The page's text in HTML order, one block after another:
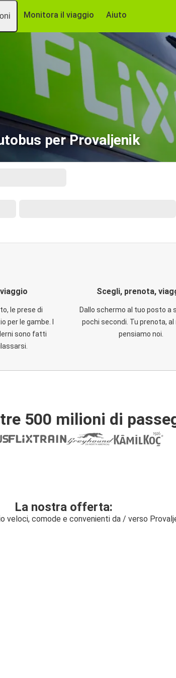
Monitora il viaggio Aiuto
per Provaljenik
le prese di
per le gambe. I
sono fatti
Scegli, prenota,
Dallo schermo al tuo posto a
pochi secondi. Tu prenota,
pensiamo noi.
500 milioni di
La nostra offerta:
veloci, comode e convenienti da / verso